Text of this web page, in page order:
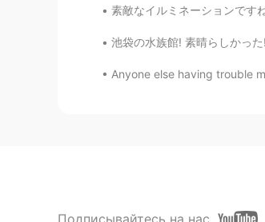
EN JP CN KR
@Hana 訂正をあり
HM
JP EN
素敵なイルミネーションですね〜
池袋の水族館! 素晴らしかった! 魚の水で会社員は
Anyone else having trouble
Подписывайтесь на нас